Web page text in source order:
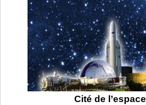
Cité de l’espace